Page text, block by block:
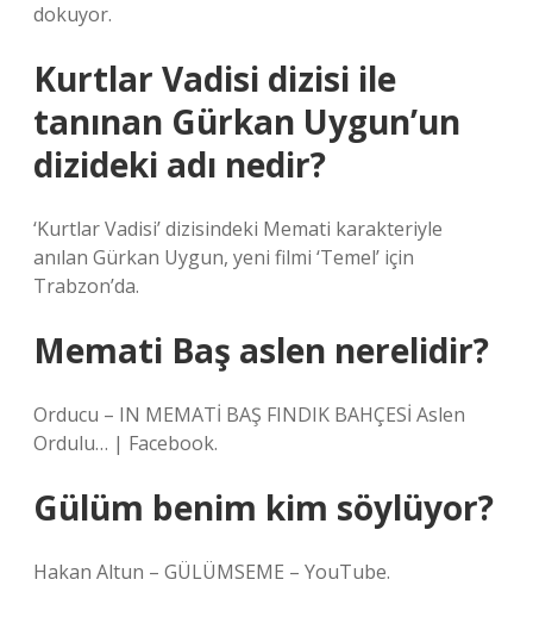
dokuyor.
Kurtlar Vadisi dizisi ile
tanınan Gürkan Uygun’un
dizideki adı nedir?
‘Kurtlar Vadisi’ dizisindeki Memati karakteriyle
anılan Gürkan Uygun, yeni filmi ‘Temel’ için
Trabzon’da.
Memati Baş aslen nerelidir?
Orducu – IN MEMATİ BAŞ FINDIK BAHÇESİ Aslen
Ordulu… | Facebook.
Gülüm benim kim söylüyor?
Hakan Altun – GÜLÜMSEME – YouTube.